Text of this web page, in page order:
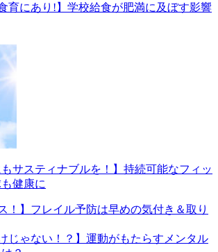
育にあり!】学校給食が肥満に及ぼす影響
もサスティナブルを！】持続可能なフィッ
健康に
！】フレイル予防は早めの気付き＆取り
じゃない！？】運動がもたらすメンタル